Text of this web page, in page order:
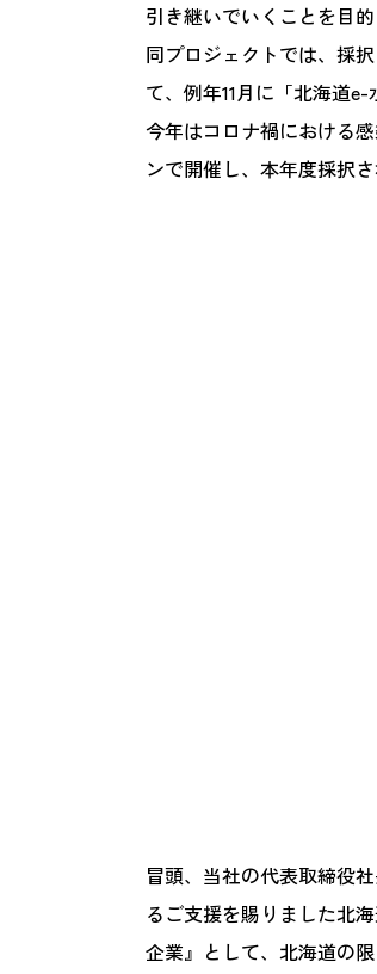
引き継いでいくことを目
同プロジェクトでは、採
て、例年11月に「北海道
今年はコロナ禍における
ンで開催し、本年度採択
冒頭、当社の代表取締役
るご支援を賜りました北
企業』として、北海道の